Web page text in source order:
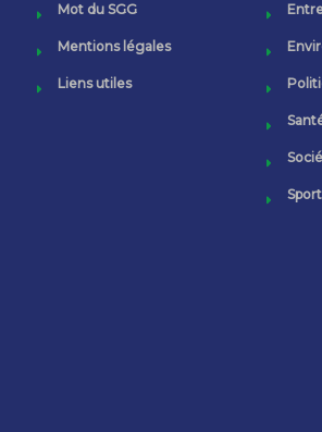
Mot du SGG
Mentions légales
Liens utiles
Sport